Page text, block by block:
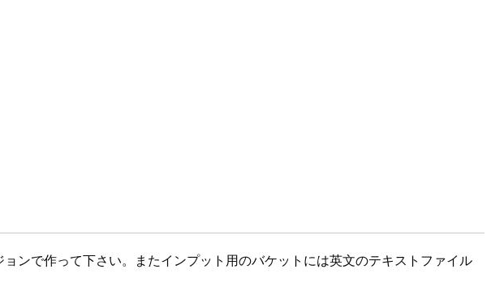
ンで作って下さい。またインプット用のバケットには英文のテキストファイル